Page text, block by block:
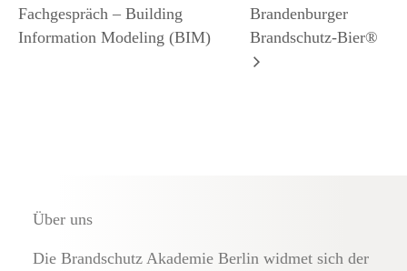
Fachgespräch – Building
Information Modeling (BIM)
Brandenburger
Brandschutz-Bier®
Über uns
Die Brandschutz Akademie Berlin widmet sich der